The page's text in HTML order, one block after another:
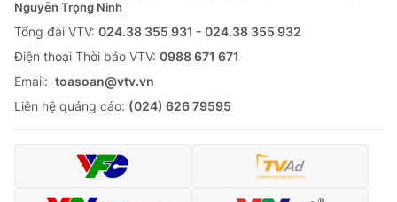
Nguyễn Trọng Ninh
Tổng đài VTV: 024.38 355 931 - 024.38 355 932
Ðiện thoại Thời báo VTV: 0988 671 671
Email: toasoan@vtv.vn
Liên hệ quảng cáo: (024) 626 79595